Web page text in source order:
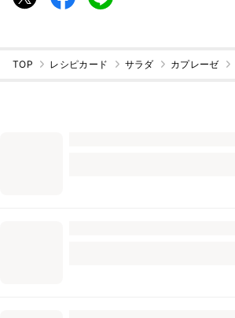
TOP レシピカード サラダ カプレーゼ